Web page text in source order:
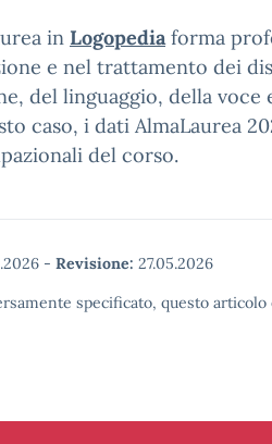
in Logopediaforma
e nel trattamento dei
del linguaggio, della voce
caso, i dati AlmaLaurea
del corso.
- Revisione: 27.05.2026
specificato, questo